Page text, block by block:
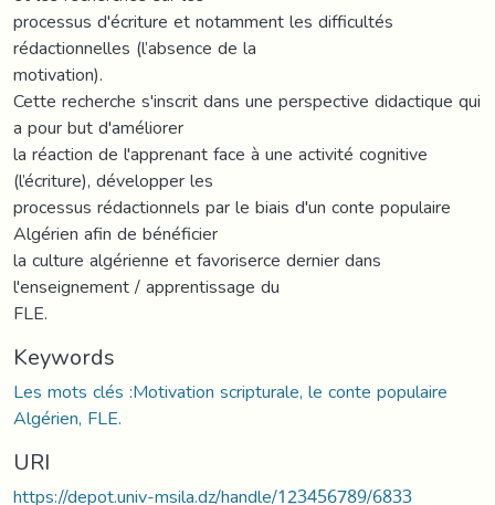
processus d'écriture et notamment les difficultés
rédactionnelles (l’absence de la
motivation).
Cette recherche s'inscrit dans une perspective didactique qui
a pour but d'améliorer
la réaction de l'apprenant face à une activité cognitive
(l’écriture), développer les
processus rédactionnels par le biais d'un conte populaire
Algérien afin de bénéficier
la culture algérienne et favoriserce dernier dans
l'enseignement / apprentissage du
FLE.
Keywords
Les mots clés :Motivation scripturale, le conte populaire
Algérien, FLE.
URI
https://depot.univ-msila.dz/handle/123456789/6833